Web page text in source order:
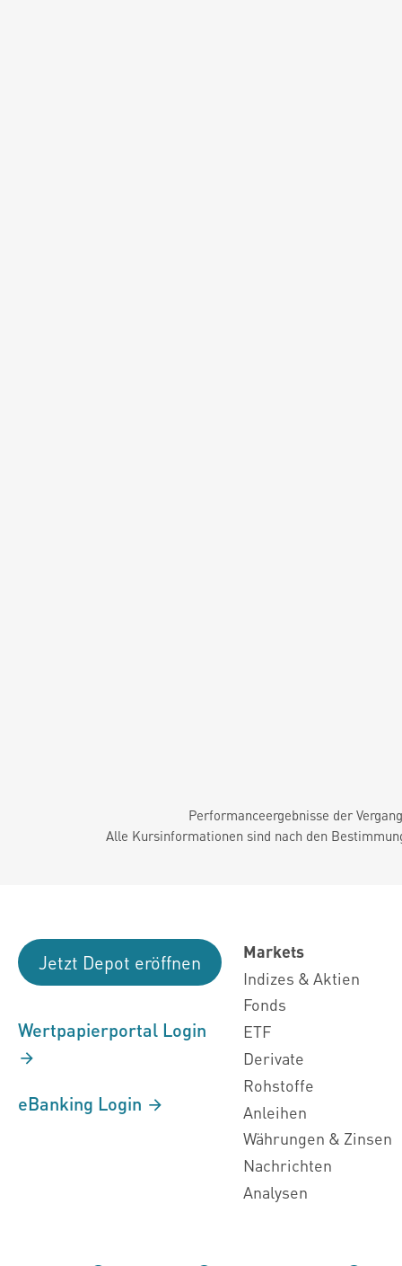
Performanceergebnisse der
Alle Kursinformationen sind nach den
Jetzt Depot eröffnen
Wertpapierportal Login
eBanking Login
Markets
Indizes & Aktien
Fonds
ETF
Derivate
Rohstoffe
Anleihen
Währungen & Zinsen
Nachrichten
Analysen